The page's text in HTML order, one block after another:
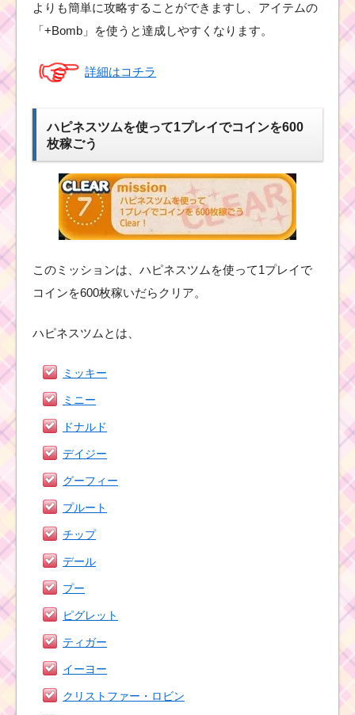
よりも簡単に攻略することができますし、アイテムの
「+Bomb」を使うと達成しやすくなります。
詳細はコチラ
ハピネスツムを使って1プレイでコインを600
枚稼ごう
このミッションは、ハピネスツムを使って1プレイで
コインを600枚稼いだらクリア。
ハピネスツムとは、
ミッキー
ミニー
ドナルド
デイジー
グーフィー
プルート
チップ
デール
プー
ピグレット
ティガー
イーヨー
クリストファー・ロビン